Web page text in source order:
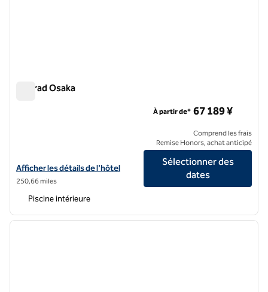
Conrad Osaka
Afficher les détails de l'hôtel Conrad Osaka
Afficher les détails de l'hôtel
250,66 miles
À partir de* 67 189 ¥
Comprend les frais
Remise Honors, achat anticipé
Sélectionner des
dates
Piscine intérieure
1 sur 12